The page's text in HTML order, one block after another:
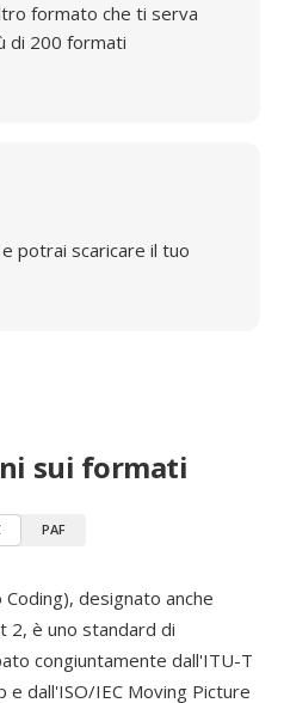
formato che ti serva
di 200 formati
potrai scaricare il tuo
sui formati
PAF
Coding), designato anche
2, è uno standard di
congiuntamente dall'ITU-T
e dall'ISO/IEC Moving Picture